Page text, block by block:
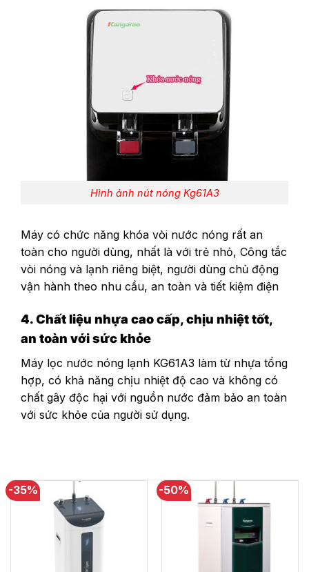
Hình ảnh nút nóng Kg61A3
Máy có chức năng khóa vòi nước nóng rất an
toàn cho người dùng, nhất là với trẻ nhỏ, Công tắc
vòi nóng và lạnh riêng biệt, người dùng chủ động
vận hành theo nhu cầu, an toàn và tiết kiệm điện
4. Chất liệu nhựa cao cấp, chịu nhiệt tốt,
an toàn với sức khỏe
Máy lọc nước nóng lạnh KG61A3 làm từ nhựa tổng
hợp, có khả năng chịu nhiệt độ cao và không có
chất gây độc hại với nguồn nước đảm bảo an toàn
với sức khỏe của người sử dụng.
-35% -50%